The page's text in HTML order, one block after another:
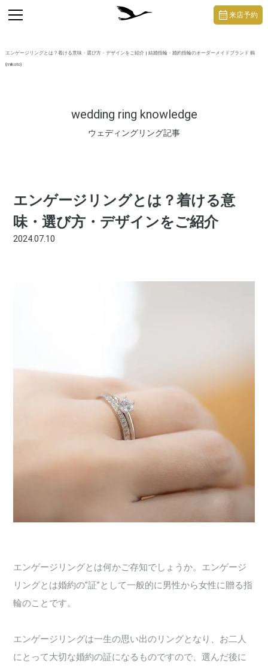
エンゲージリングとは？着ける意味・選び方・デザインをご紹介 | 結婚指輪・婚約指輪のオーダーメイドブランド 鶴
(mikoto)
wedding ring knowledge
ウェディングリング記事
toggle
navigation
来店予約
エンゲージリングとは？着ける意
味・選び方・デザインをご紹介
2024.07.10
エンゲージリングとは何かご存知でしょうか。エンゲージ
リングとは婚約の”証”として一般的に男性から女性に贈る指
輪のことです。
エンゲージリングは一生の思い出のリングとなり、お二人
にとって大切な婚約の証になるものですので、選んだ後に